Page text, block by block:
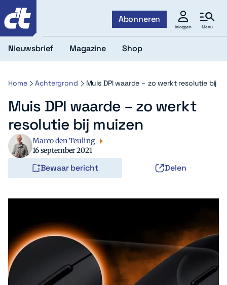
Abonneren
Inloggen Menu
Nieuwsbrief Magazine Shop
Home Achtergrond Muis DPI waarde – zo werkt resolutie bij
Muis DPI waarde – zo werkt
resolutie bij muizen
Marco den Teuling
16 september 2021
Bewaar bericht Delen